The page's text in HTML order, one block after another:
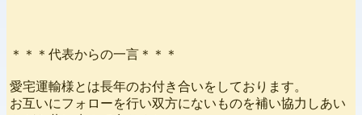
＊＊＊代表からの一言＊＊＊
愛宅運輸様とは長年のお付き合いをしております。
お互いにフォローを行い双方にないものを補い協力しあい